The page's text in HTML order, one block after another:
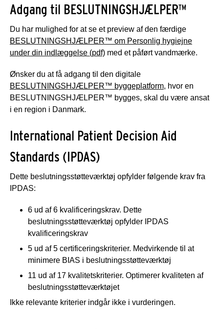
Adgang til BESLUTNINGSHJÆLPER™
Du har mulighed for at se et preview af den færdige
BESLUTNINGSHJÆLPER™ om Personlig hygiejne
under din indlæggelse (pdf) med et påført vandmærke.
Ønsker du at få adgang til den digitale
BESLUTNINGSHJÆLPER™ byggeplatform, hvor en
BESLUTNINGSHJÆLPER™ bygges, skal du være ansat
i en region i Danmark.
International Patient Decision Aid
Standards (IPDAS)
Dette beslutningsstøtteværktøj opfylder følgende krav fra
IPDAS:
6 ud af 6 kvalificeringskrav. Dette
beslutningsstøtteværktøj opfylder IPDAS
kvalificeringskrav
5 ud af 5 certificeringskriterier. Medvirkende til at
minimere BIAS i beslutningsstøtteværktøj
11 ud af 17 kvalitetskriterier. Optimerer kvaliteten af
beslutningsstøtteværktøjet
Ikke relevante kriterier indgår ikke i vurderingen.